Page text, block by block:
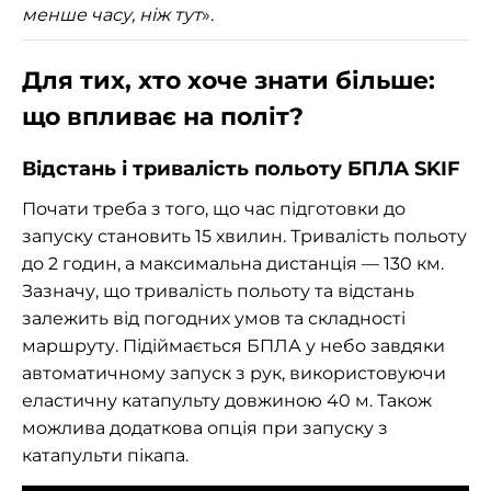
менше часу, ніж тут».
Для тих, хто хоче знати більше:
що впливає на політ?
Відстань і тривалість польоту БПЛА SKIF
Почати треба з того, що час підготовки до
запуску становить 15 хвилин. Тривалість польоту
до 2 годин, а максимальна дистанція — 130 км.
Зазначу, що тривалість польоту та відстань
залежить від погодних умов та складності
маршруту. Підіймається БПЛА у небо завдяки
автоматичному запуск з рук, використовуючи
еластичну катапульту довжиною 40 м. Також
можлива додаткова опція при запуску з
катапульти пікапа.